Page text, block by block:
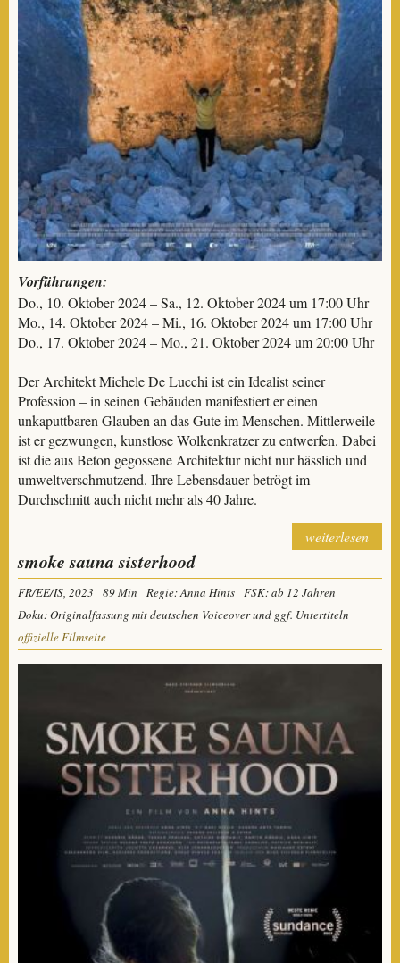
Vorführungen:
Do., 10. Oktober 2024 – Sa., 12. Oktober 2024 um 17:00 Uhr
Mo., 14. Oktober 2024 – Mi., 16. Oktober 2024 um 17:00 Uhr
Do., 17. Oktober 2024 – Mo., 21. Oktober 2024 um 20:00 Uhr
Der Architekt Michele De Lucchi ist ein Idealist seiner
Profession – in seinen Gebäuden manifestiert er einen
unkaputtbaren Glauben an das Gute im Menschen. Mittlerweile
ist er gezwungen, kunstlose Wolkenkratzer zu entwerfen. Dabei
ist die aus Beton gegossene Architektur nicht nur hässlich und
umweltverschmutzend. Ihre Lebensdauer betrögt im
Durchschnitt auch nicht mehr als 40 Jahre.
weiterlesen
smoke sauna sisterhood
FR/EE/IS, 2023 89 Min Regie: Anna Hints FSK: ab 12 Jahren
Doku: Originalfassung mit deutschen Voiceover und ggf. Untertiteln
offizielle Filmseite